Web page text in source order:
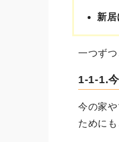
新
一つずつ
1-1-1.
今の家
ために